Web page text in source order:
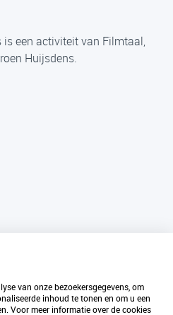
een activiteit van Filmtaal,
Huijsdens.
van onze bezoekersgegevens, om
inhoud te tonen en om u een
Voor meer informatie over de cookies